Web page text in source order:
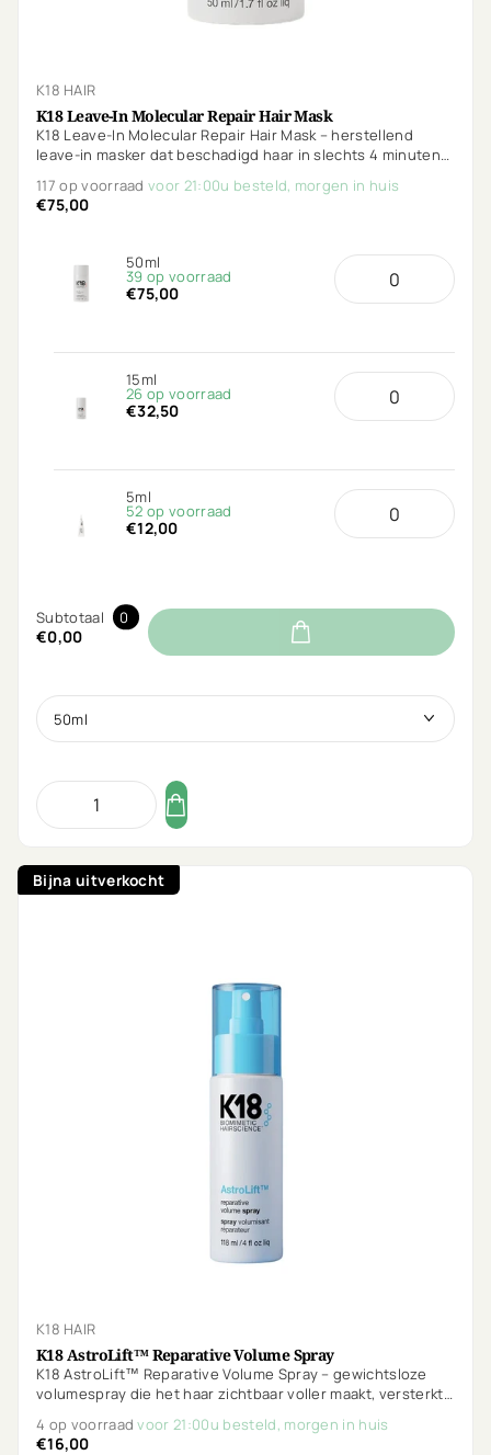
K18 HAIR
K18 Leave-In Molecular Repair Hair Mask
K18 Leave-In Molecular Repair Hair Mask – herstellend
leave-in masker dat beschadigd haar in slechts 4 minuten
glanzender haar.
117 op voorraadvoor 21:00u besteld, morgen in huis
€75,00
50ml
39 op voorraad
€75,00
15ml
26 op voorraad
€32,50
5ml
52 op voorraad
€12,00
Subtotaal 0
€0,00
Bijna uitverkocht
K18 HAIR
K18 AstroLift™ Reparative Volume Spray
K18 AstroLift™ Reparative Volume Spray – gewichtsloze
volumespray die het haar zichtbaar voller maakt, versterkt
met een gezonde glans.
4 op voorraadvoor 21:00u besteld, morgen in huis
€16,00